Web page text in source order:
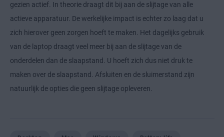
gezien actief. In theorie draagt dit bij aan de slijtage van alle
actieve apparatuur. De werkelijke impact is echter zo laag dat u
zich hierover geen zorgen hoeft te maken. Het dagelijks gebruik
van de laptop draagt veel meer bij aan de slijtage van de
onderdelen dan de slaapstand. U hoeft zich dus niet druk te
maken over de slaapstand. Afsluiten en de sluimerstand zijn
natuurlijk de opties die geen slijtage opleveren.